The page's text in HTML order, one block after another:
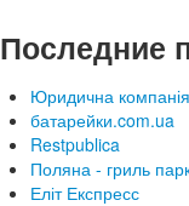
Последние
Юридична
батарейки.com.ua
Restpublica
Поляна - гриль
Еліт Експресс